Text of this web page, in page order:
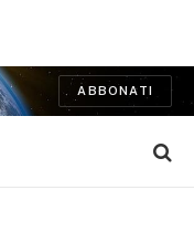
ABBONATI